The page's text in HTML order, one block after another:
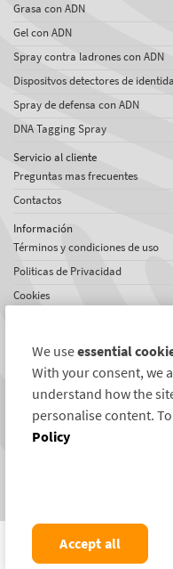
Grasa con ADN
Gel con ADN
Spray contra ladrones con ADN
Dispositvos detectores de
Spray de defensa con ADN
DNA Tagging Spray
Servicio al cliente
Preguntas mas frecuentes
Contactos
Información
Términos y condiciones de uso
Politicas de Privacidad
Cookies
Acerca de SelectaDNA
Acerca de nosotros
Testimoniales
Red internacional
Noticias
COPYRIGHT ©2004-2026
We useessential
With your consent, we
understand how the
personalise content.
Policy
Accept all